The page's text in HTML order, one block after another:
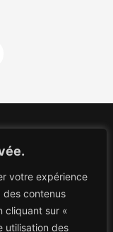
votre expérience
contenus
cliquant sur «
utilisation des